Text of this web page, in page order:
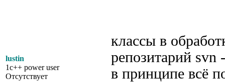
lustin
1c++ power user
Отсутствует
классы в
репозитарий
в принципе всё